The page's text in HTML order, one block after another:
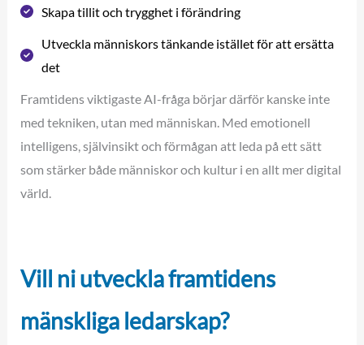
Skapa tillit och trygghet i förändring
Utveckla människors tänkande istället för att ersätta
det
Framtidens viktigaste AI-fråga börjar därför kanske inte
med tekniken, utan med människan. Med emotionell
intelligens, självinsikt och förmågan att leda på ett sätt
som stärker både människor och kultur i en allt mer digital
värld.
Vill ni utveckla framtidens
mänskliga ledarskap?